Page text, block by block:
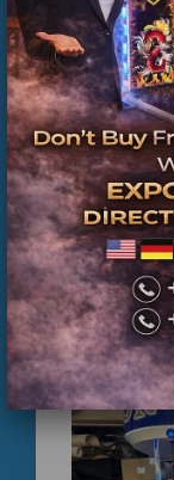
İSTANBUL
MAKİNESİ